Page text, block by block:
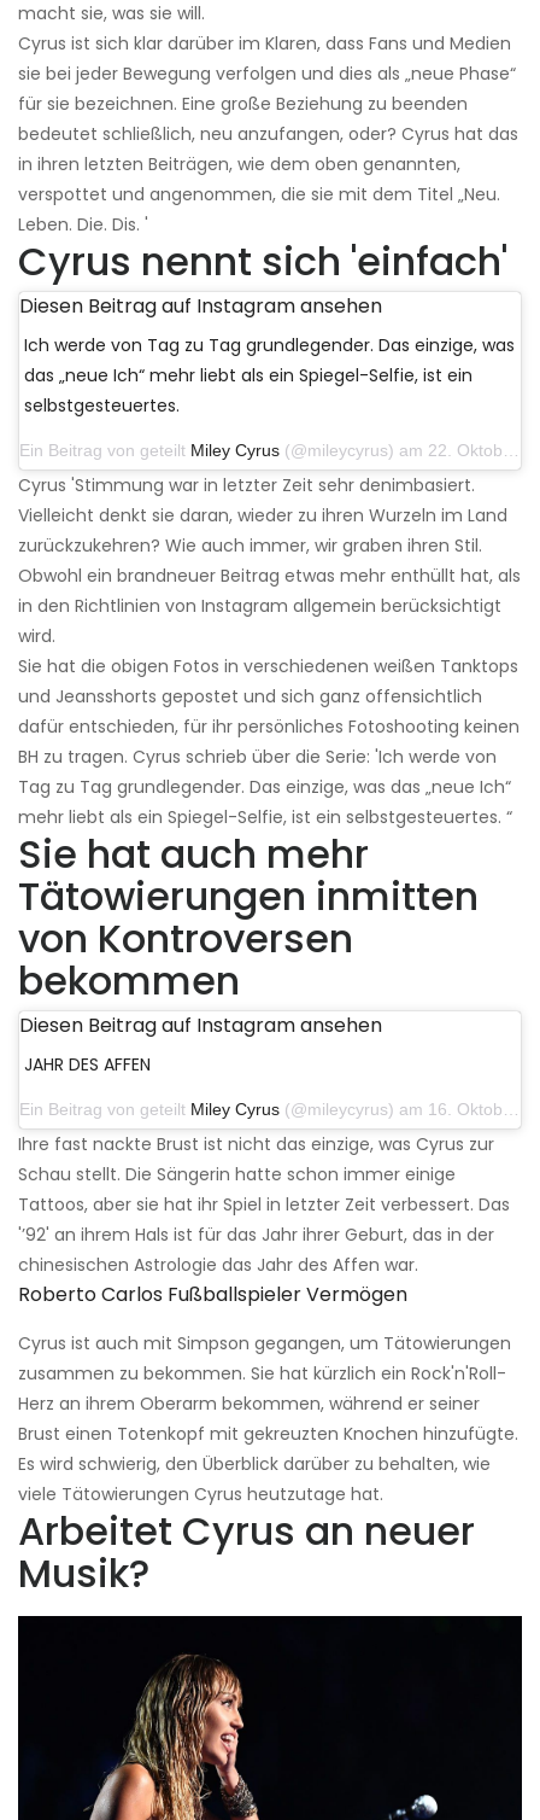
macht sie, was sie will.
Cyrus ist sich klar darüber im Klaren, dass Fans und Medien
sie bei jeder Bewegung verfolgen und dies als „neue Phase“
für sie bezeichnen. Eine große Beziehung zu beenden
bedeutet schließlich, neu anzufangen, oder? Cyrus hat das
in ihren letzten Beiträgen, wie dem oben genannten,
verspottet und angenommen, die sie mit dem Titel „Neu.
Leben. Die. Dis. '
Cyrus nennt sich 'einfach'
Diesen Beitrag auf Instagram ansehen
Ich werde von Tag zu Tag grundlegender. Das einzige, was
das „neue Ich“ mehr liebt als ein Spiegel-Selfie, ist ein
selbstgesteuertes.
Ein Beitrag von geteilt Miley Cyrus (@mileycyrus) am 22. Oktober 2019 um 11:39 Uhr PDT
Cyrus 'Stimmung war in letzter Zeit sehr denimbasiert.
Vielleicht denkt sie daran, wieder zu ihren Wurzeln im Land
zurückzukehren? Wie auch immer, wir graben ihren Stil.
Obwohl ein brandneuer Beitrag etwas mehr enthüllt hat, als
in den Richtlinien von Instagram allgemein berücksichtigt
wird.
Sie hat die obigen Fotos in verschiedenen weißen Tanktops
und Jeansshorts gepostet und sich ganz offensichtlich
dafür entschieden, für ihr persönliches Fotoshooting keinen
BH zu tragen. Cyrus schrieb über die Serie: 'Ich werde von
Tag zu Tag grundlegender. Das einzige, was das „neue Ich“
mehr liebt als ein Spiegel-Selfie, ist ein selbstgesteuertes. “
Sie hat auch mehr
Tätowierungen inmitten
von Kontroversen
bekommen
Diesen Beitrag auf Instagram ansehen
JAHR DES AFFEN
Ein Beitrag von geteilt Miley Cyrus (@mileycyrus) am 16. Oktober 2019 um 19:04 Uhr PDT
Ihre fast nackte Brust ist nicht das einzige, was Cyrus zur
Schau stellt. Die Sängerin hatte schon immer einige
Tattoos, aber sie hat ihr Spiel in letzter Zeit verbessert. Das
'’92' an ihrem Hals ist für das Jahr ihrer Geburt, das in der
chinesischen Astrologie das Jahr des Affen war.
Roberto Carlos Fußballspieler Vermögen
Cyrus ist auch mit Simpson gegangen, um Tätowierungen
zusammen zu bekommen. Sie hat kürzlich ein Rock'n'Roll-
Herz an ihrem Oberarm bekommen, während er seiner
Brust einen Totenkopf mit gekreuzten Knochen hinzufügte.
Es wird schwierig, den Überblick darüber zu behalten, wie
viele Tätowierungen Cyrus heutzutage hat.
Arbeitet Cyrus an neuer
Musik?